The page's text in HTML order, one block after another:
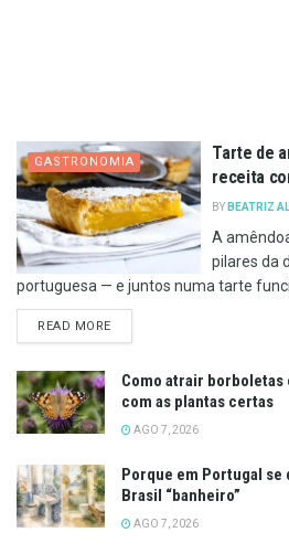
GASTRONOMIA
Tarte de
receita
BY BEATRIZ
A
pilares da
portuguesa — e juntos numa tarte
READ MOREDETAILS
Como atrair borboletas
com as plantas certas
AGO 7, 2026
Porque em Portugal se
Brasil “banheiro”
AGO 7, 2026